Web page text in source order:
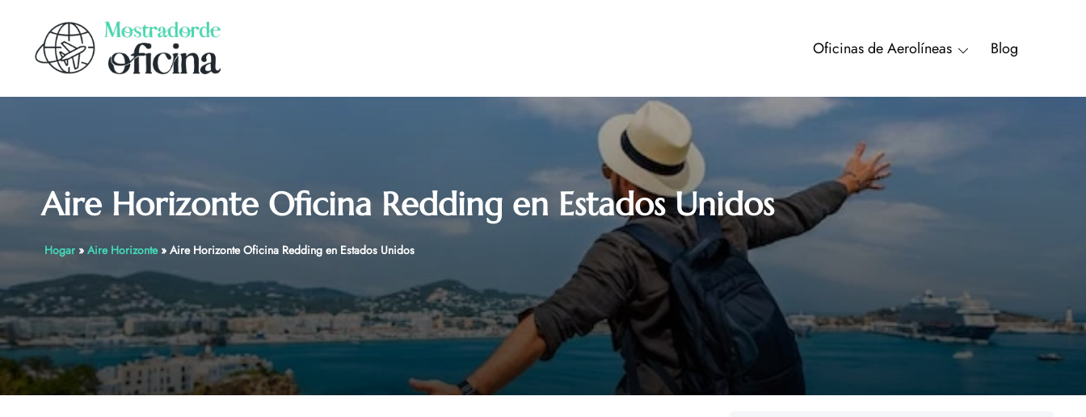
content
Oficinas de Aerolíneas Blog
Aire Horizonte Oficina Redding en Estados Unidos
Hogar» Aire Horizonte» Aire Horizonte Oficina Redding en Estados Unidos